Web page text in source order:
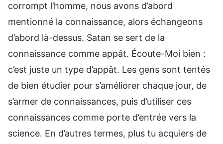
corrompt l’homme, nous avons d’abord
mentionné la connaissance, alors échangeons
d’abord là-dessus. Satan se sert de la
connaissance comme appât. Écoute-Moi bien :
c’est juste un type d’appât. Les gens sont tentés
de bien étudier pour s’améliorer chaque jour, de
s’armer de connaissances, puis d’utiliser ces
connaissances comme porte d’entrée vers la
science. En d’autres termes, plus tu acquiers de